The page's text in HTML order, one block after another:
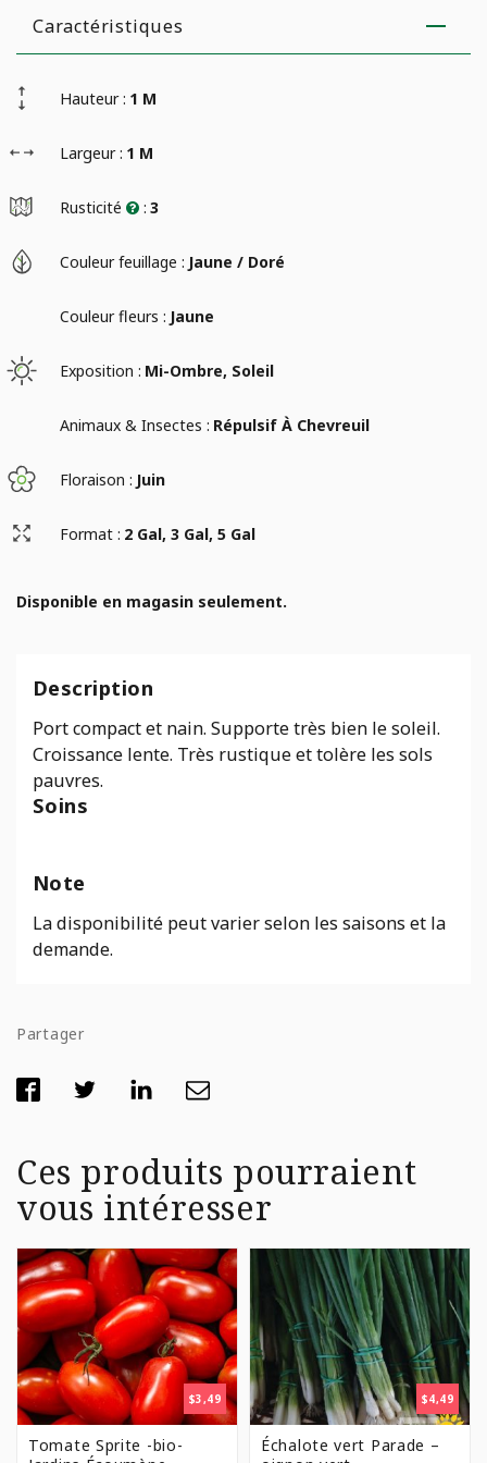
Caractéristiques
Hauteur : 1 M
Largeur : 1 M
Rusticité : 3
Couleur feuillage : Jaune / Doré
Couleur fleurs : Jaune
Exposition : Mi-Ombre, Soleil
Animaux & Insectes : Répulsif À Chevreuil
Floraison : Juin
Format : 2 Gal, 3 Gal, 5 Gal
Disponible en magasin seulement.
Description
Port compact et nain. Supporte très bien le soleil.
Croissance lente. Très rustique et tolère les sols
pauvres.
Soins
Note
La disponibilité peut varier selon les saisons et la
demande.
Partager
Ces produits pourraient
vous intéresser
$3,49
Tomate Sprite -bio-
$4,49
Échalote vert Parade –